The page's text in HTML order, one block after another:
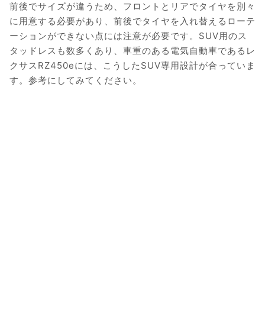
前後でサイズが違うため、フロントとリアでタイヤを別々
に用意する必要があり、前後でタイヤを入れ替えるローテ
ーションができない点には注意が必要です。SUV用のス
タッドレスも数多くあり、車重のある電気自動車であるレ
クサスRZ450eには、こうしたSUV専用設計が合っていま
す。参考にしてみてください。